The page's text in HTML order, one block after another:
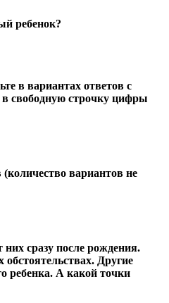
ребенок?
в вариантах ответов с
свободную строчку цифры
вариантов не
сразу после рождения.
Другие
ребенка. А какой точки